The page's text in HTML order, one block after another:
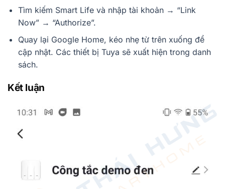
Tìm kiếm Smart Life và nhập tài khoản → “Link
Now” → “Authorize”.
Quay lại Google Home, kéo nhẹ từ trên xuống để
cập nhật. Các thiết bị Tuya sẽ xuất hiện trong danh
sách.
Kết luận